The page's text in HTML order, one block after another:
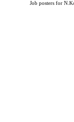
Job posters for